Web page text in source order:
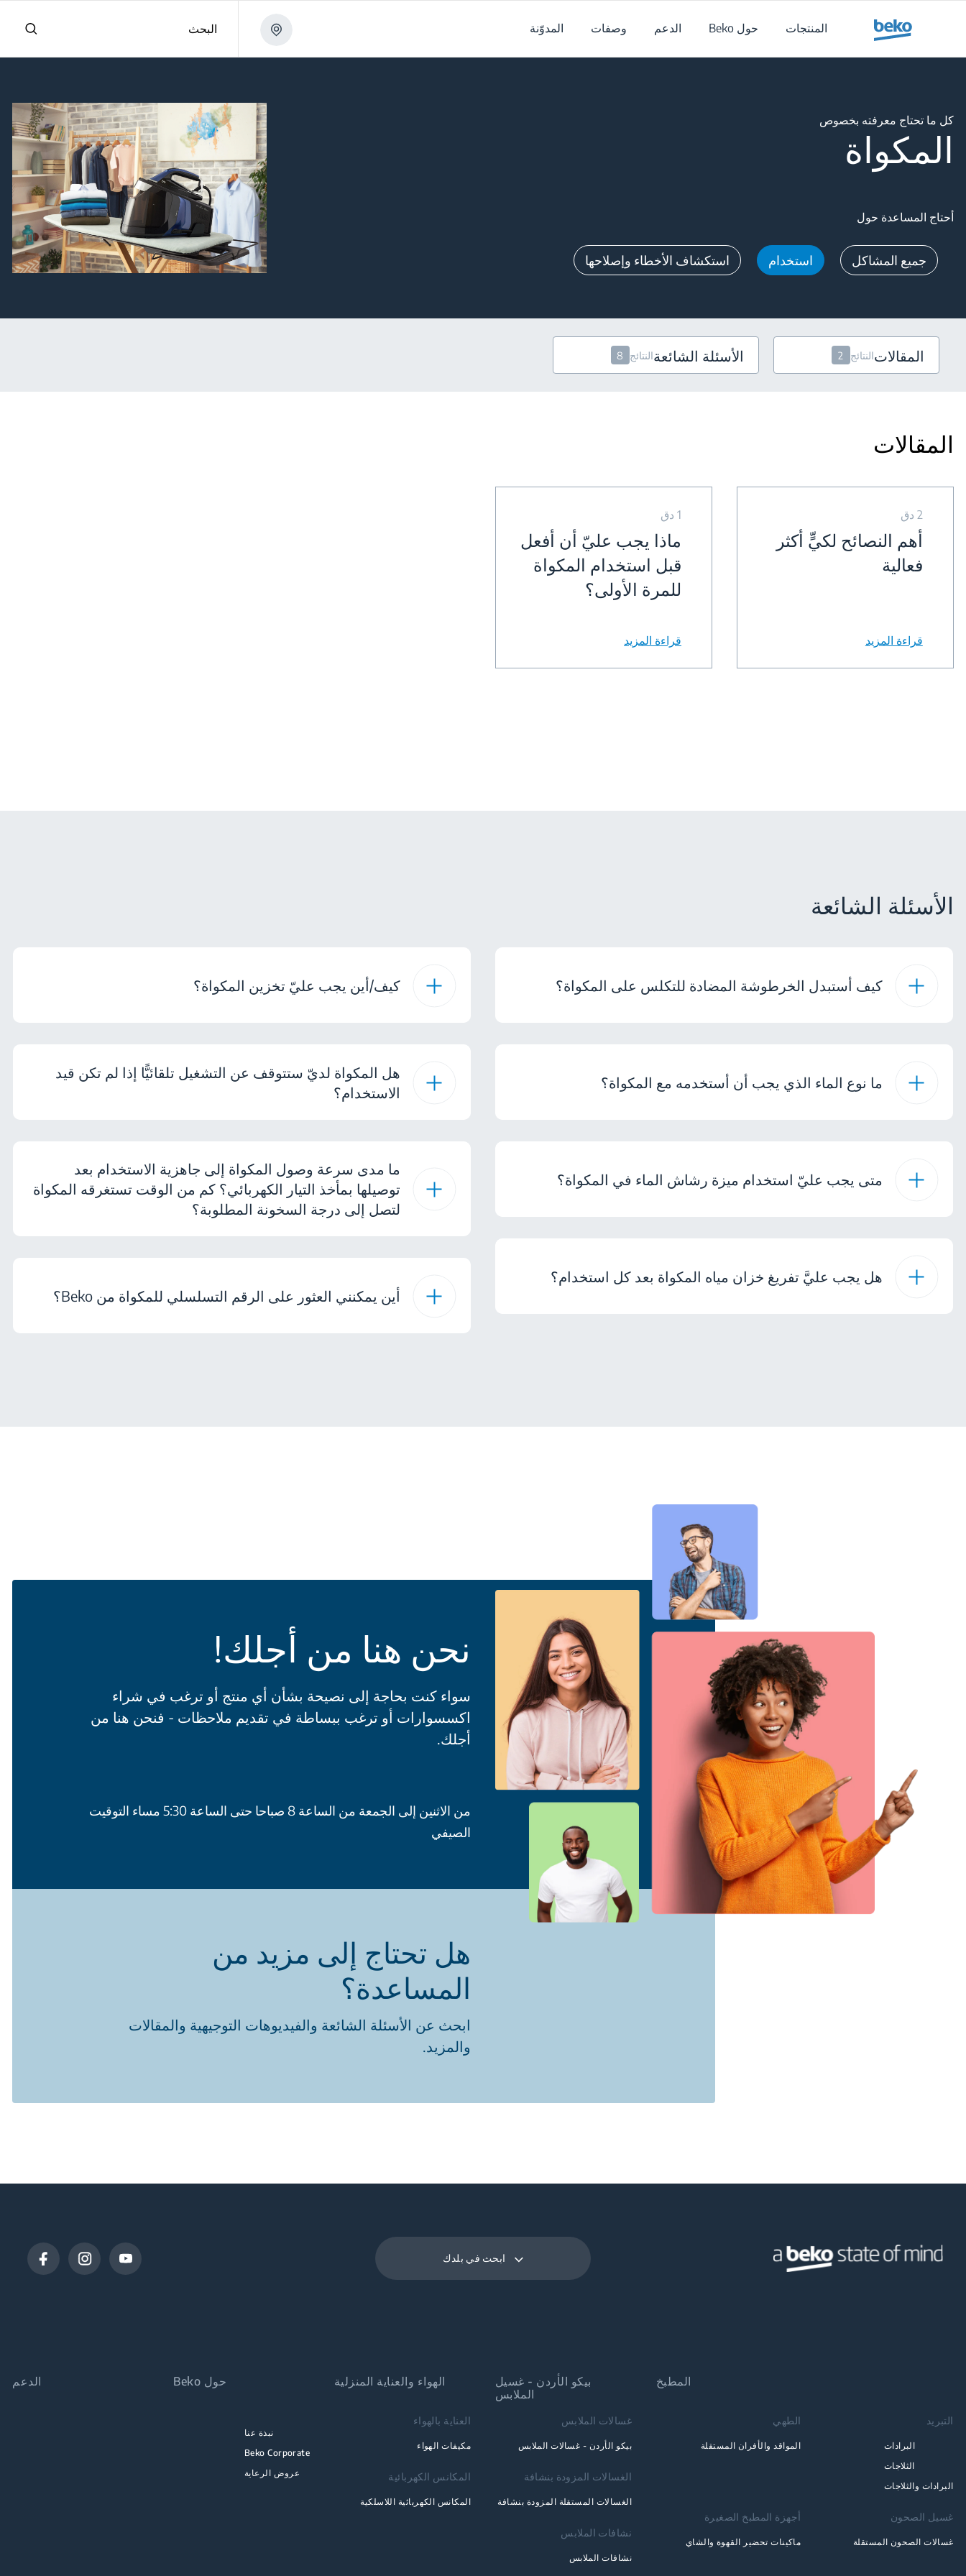
المنتجات
حول Beko الدعم وصفات المدوّنة البحث
كل ما تحتاج معرفته بخصوص
المكواة
أحتاج المساعدة حول
جميع المشاكل استخدام استكشاف الأخطاء وإصلاحها
المقالاتالنتائج 2 الأسئلة الشائعةالنتائج 8
المقالات
2 دق
أهم النصائح لكيٍّ أكثر
فعالية
قراءة المزيد
1 دق
ماذا يجب عليّ أن أفعل
قبل استخدام المكواة
للمرة الأولى؟
قراءة المزيد
الأسئلة الشائعة
كيف أستبدل الخرطوشة المضادة للتكلس على المكواة؟
ما نوع الماء الذي يجب أن أستخدمه مع المكواة؟
متى يجب عليّ استخدام ميزة رشاش الماء في المكواة؟
هل يجب عليَّ تفريغ خزان مياه المكواة بعد كل استخدام؟
كيف/أين يجب عليّ تخزين المكواة؟
هل المكواة لديّ ستتوقف عن التشغيل تلقائيًّا إذا لم تكن قيد
الاستخدام؟
ما مدى سرعة وصول المكواة إلى جاهزية الاستخدام بعد
توصيلها بمأخذ التيار الكهربائي؟ كم من الوقت تستغرقه المكواة
لتصل إلى درجة السخونة المطلوبة؟
أين يمكنني العثور على الرقم التسلسلي للمكواة من Beko؟
نحن هنا من أجلك!
سواء كنت بحاجة إلى نصيحة بشأن أي منتج أو ترغب في شراء
اكسسوارات أو ترغب ببساطة في تقديم ملاحظات - فنحن هنا من
أجلك.
من الاثنين إلى الجمعة من الساعة 8 صباحا حتى الساعة 5:30 مساء التوقيت
الصيفي
هل تحتاج إلى مزيد من
المساعدة؟
ابحث عن الأسئلة الشائعة والفيديوهات التوجيهية والمقالات
والمزيد.
ابحث في بلدك
المطبخ
التبريد
البرادات
الثلاجات
البرادات والثلاجات
الطهي
المواقد والأفران المستقلة
غسيل الصحون
غسالات الصحون المستقلة
أجهزة المطبخ الصغيرة
ماكينات تحضير القهوة والشاي
بيكو الأردن - غسيل
الملابس
غسالات الملابس
بيكو الأردن - غسالات الملابس
الغسالات المزودة بنشافة
الغسالات المستقلة المزودة بنشافة
نشافات الملابس
نشافات الملابس
الهواء والعناية المنزلية
العناية بالهواء
مكيفات الهواء
المكانس الكهربائية
المكانس الكهربائية اللاسلكية
حول Beko
نبذة عنا
Beko Corporate
عروض الرعاية
الدعم